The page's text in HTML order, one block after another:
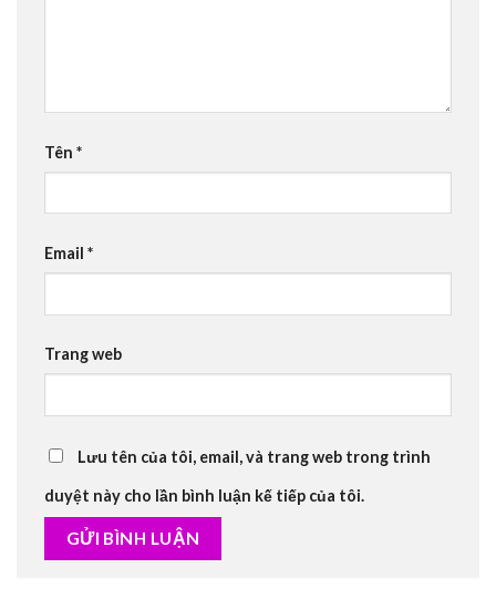
Tên *
Email *
Trang web
Lưu tên của tôi, email, và trang web trong trình
duyệt này cho lần bình luận kế tiếp của tôi.